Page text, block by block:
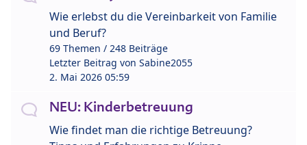
Wie erlebst du die Vereinbarkeit von Familie
und Beruf?
69 Themen / 248 Beiträge
Letzter Beitrag von Sabine2055
2. Mai 2026 05:59
NEU: Kinderbetreuung
Wie findet man die richtige Betreuung?